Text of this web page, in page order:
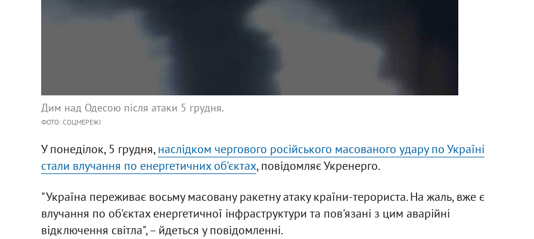
Дим над Одесою після атаки 5 грудня.
ФОТО: СОЦМЕРЕЖІ
У понеділок, 5 грудня,наслідком чергового російського масованого удару по Україні
стали влучання по енергетичних об'єктах, повідомляє Укренерго.
"Україна переживає восьму масовану ракетну атаку країни-терориста. На жаль, вже є
влучання по об'єктах енергетичної інфраструктури та пов'язані з цим аварійні
відключення світла", – йдеться у повідомленні.